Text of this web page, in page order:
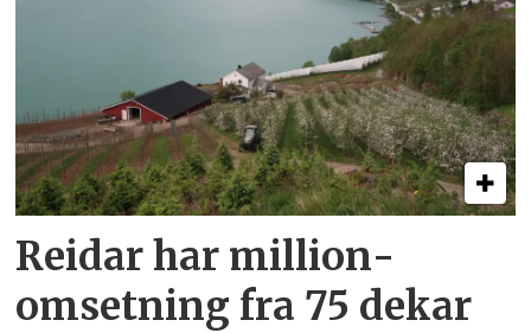
Reidar har million­
omsetning fra 75 dekar